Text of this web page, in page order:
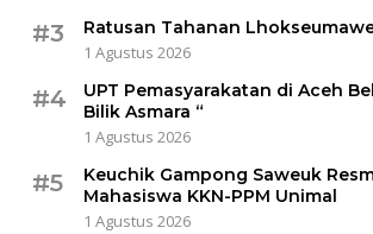
#3
Ratusan Tahanan
1 Agustus 2026
#4
UPT Pemasyarakatan di Aceh
Bilik Asmara “
1 Agustus 2026
#5
Keuchik Gampong Saweuk
Mahasiswa KKN-PPM Unimal
1 Agustus 2026